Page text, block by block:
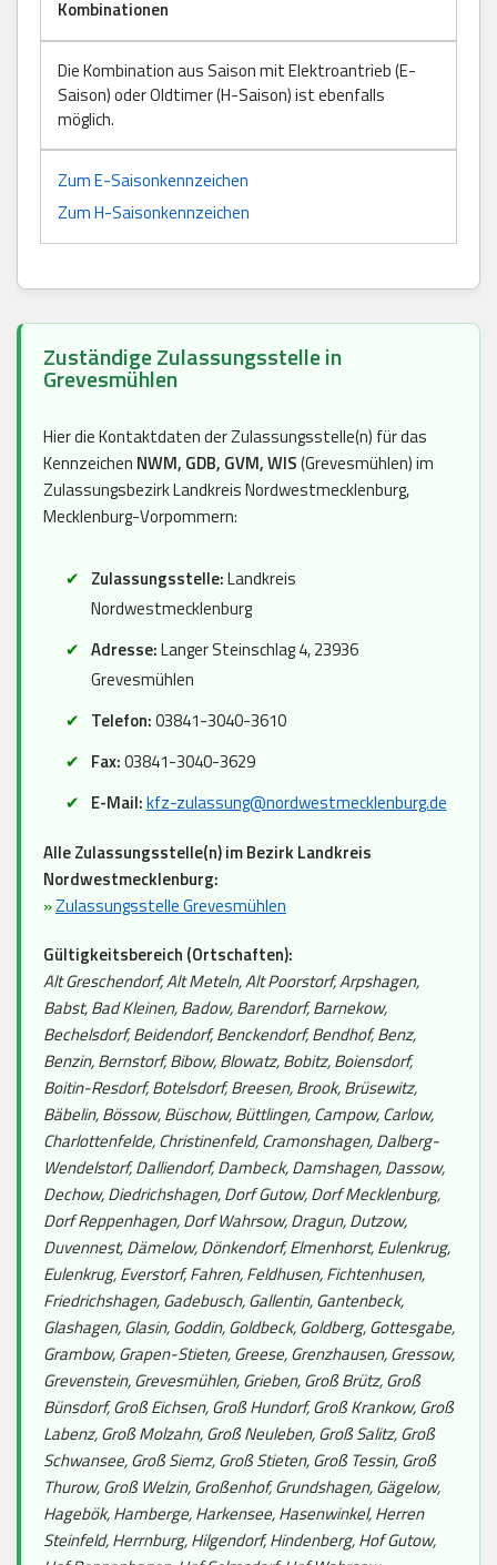
Kombinationen
Die Kombination aus Saison mit Elektroantrieb (E-
Saison) oder Oldtimer (H-Saison) ist ebenfalls
möglich.
Zum E-Saisonkennzeichen
Zum H-Saisonkennzeichen
Zuständige Zulassungsstelle in
Grevesmühlen
Hier die Kontaktdaten der Zulassungsstelle(n) für das
Kennzeichen NWM, GDB, GVM, WIS(Grevesmühlen) im
Zulassungsbezirk Landkreis Nordwestmecklenburg,
Mecklenburg-Vorpommern:
Zulassungsstelle:Landkreis
Nordwestmecklenburg
Adresse:Langer Steinschlag 4, 23936
Grevesmühlen
Telefon:03841-3040-3610
Fax:03841-3040-3629
E-Mail:kfz-zulassung@nordwestmecklenburg.de
Alle Zulassungsstelle(n) im Bezirk Landkreis
Nordwestmecklenburg:
»Zulassungsstelle Grevesmühlen
Gültigkeitsbereich (Ortschaften):
Alt Greschendorf, Alt Meteln, Alt Poorstorf, Arpshagen,
Babst, Bad Kleinen, Badow, Barendorf, Barnekow,
Bechelsdorf, Beidendorf, Benckendorf, Bendhof, Benz,
Benzin, Bernstorf, Bibow, Blowatz, Bobitz, Boiensdorf,
Boitin-Resdorf, Botelsdorf, Breesen, Brook, Brüsewitz,
Bäbelin, Bössow, Büschow, Büttlingen, Campow, Carlow,
Charlottenfelde, Christinenfeld, Cramonshagen, Dalberg-
Wendelstorf, Dalliendorf, Dambeck, Damshagen, Dassow,
Dechow, Diedrichshagen, Dorf Gutow, Dorf Mecklenburg,
Dorf Reppenhagen, Dorf Wahrsow, Dragun, Dutzow,
Duvennest, Dämelow, Dönkendorf, Elmenhorst, Eulenkrug,
Eulenkrug, Everstorf, Fahren, Feldhusen, Fichtenhusen,
Friedrichshagen, Gadebusch, Gallentin, Gantenbeck,
Glashagen, Glasin, Goddin, Goldbeck, Goldberg, Gottesgabe,
Grambow, Grapen-Stieten, Greese, Grenzhausen, Gressow,
Grevenstein, Grevesmühlen, Grieben, Groß Brütz, Groß
Bünsdorf, Groß Eichsen, Groß Hundorf, Groß Krankow, Groß
Labenz, Groß Molzahn, Groß Neuleben, Groß Salitz, Groß
Schwansee, Groß Siemz, Groß Stieten, Groß Tessin, Groß
Thurow, Groß Welzin, Großenhof, Grundshagen, Gägelow,
Hagebök, Hamberge, Harkensee, Hasenwinkel, Herren
Steinfeld, Herrnburg, Hilgendorf, Hindenberg, Hof Gutow,